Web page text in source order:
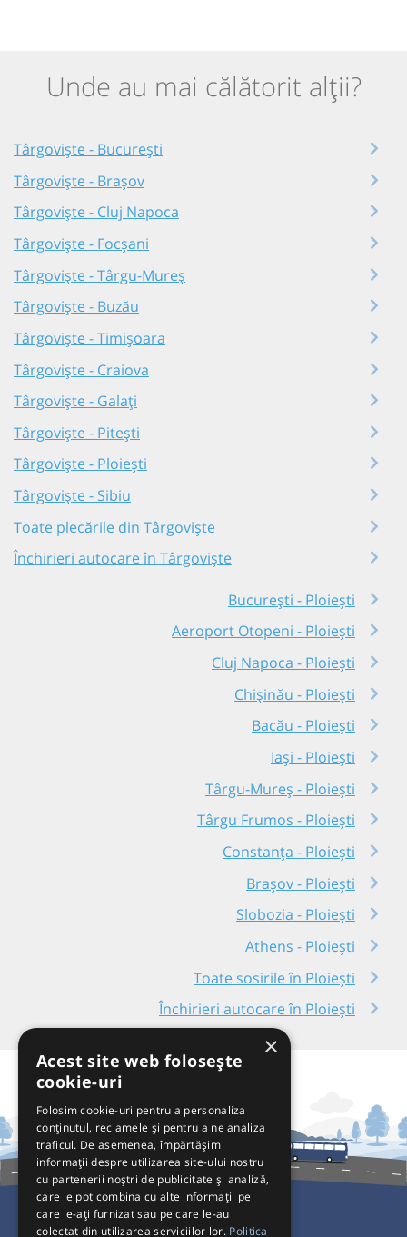
Unde au mai călătorit alții?
Târgoviște - București
Târgoviște - Brașov
Târgoviște - Cluj Napoca
Târgoviște - Focșani
Târgoviște - Târgu-Mureș
Târgoviște - Buzău
Târgoviște - Timișoara
Târgoviște - Craiova
Târgoviște - Galați
Târgoviște - Pitești
Târgoviște - Ploiești
Târgoviște - Sibiu
Toate plecările din Târgoviște
Închirieri autocare în Târgoviște
București - Ploiești
Aeroport Otopeni - Ploiești
Cluj Napoca - Ploiești
Chișinău - Ploiești
Bacău - Ploiești
Iași - Ploiești
Târgu-Mureș - Ploiești
Târgu Frumos - Ploiești
Constanța - Ploiești
Brașov - Ploiești
Slobozia - Ploiești
Athens - Ploiești
Toate sosirile în Ploiești
Închirieri autocare în Ploiești
×
Acest site web folosește
cookie-uri
Folosim cookie-uri pentru a personaliza
conținutul, reclamele și pentru a ne analiza
traficul. De asemenea, împărtășim
informații despre utilizarea site-ului nostru
cu partenerii noștri de publicitate și analiză,
care le pot combina cu alte informații pe
care le-ați furnizat sau pe care le-au
colectat din utilizarea serviciilor lor. Politica